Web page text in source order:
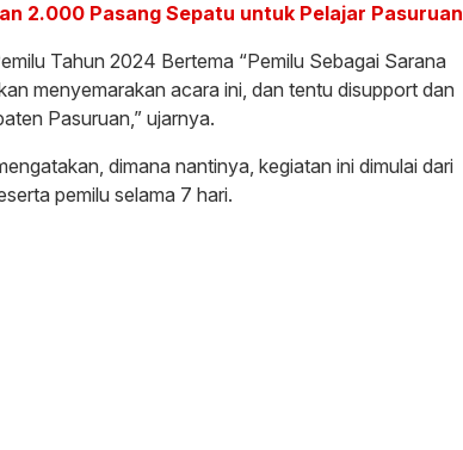
2.000 Pasang Sepatu untuk Pelajar Pasuruan
Tahun 2024 Bertema “Pemilu Sebagai Sarana
menyemarakan acara ini, dan tentu disupport dan
Pasuruan,” ujarnya.
dimana nantinya, kegiatan ini dimulai dari
pemilu selama 7 hari.